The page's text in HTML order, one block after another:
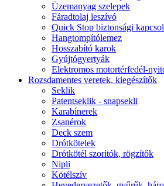
Üzemanyag szelepek
Fáradtolaj leszívó
Quick Stop biztonsági
Hangtompítólemez
Hosszabító karok
Gyújtógyertyák
Elektromos motortérfedél-
Rozsdamentes veretek, kiegészítők
Seklik
Patentseklik - snapsekli
Karabínerek
Zsanérok
Deck szem
Drótkötelek
Drótkötél szorítók, rögzítők
Nipli
Kötélszív